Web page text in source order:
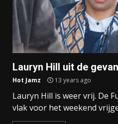
Lauryn Hill uit de
Hot Jamz 13 years ago
Lauryn Hill is weer vrij. De
vlak voor het weekend